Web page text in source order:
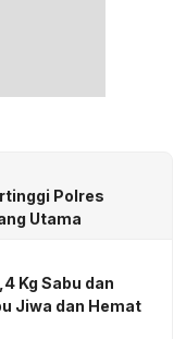
Polres
Utama
Kg Sabu dan
Jiwa dan Hemat